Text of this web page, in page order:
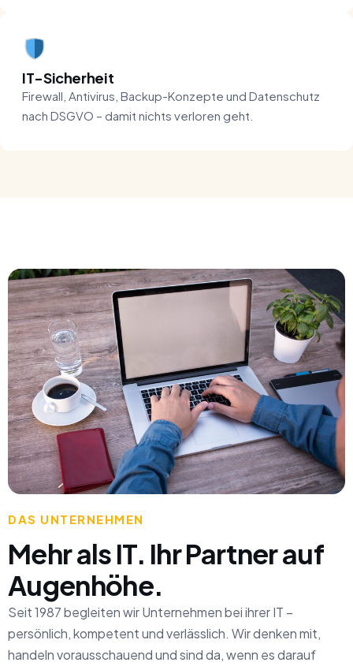
IT-Sicherheit
Firewall, Antivirus, Backup-Konzepte und Datenschutz
nach DSGVO – damit nichts verloren geht.
DAS UNTERNEHMEN
Mehr als IT. Ihr Partner auf
Augenhöhe.
Seit 1987 begleiten wir Unternehmen bei ihrer IT –
persönlich, kompetent und verlässlich. Wir denken mit,
handeln vorausschauend und sind da, wenn es darauf